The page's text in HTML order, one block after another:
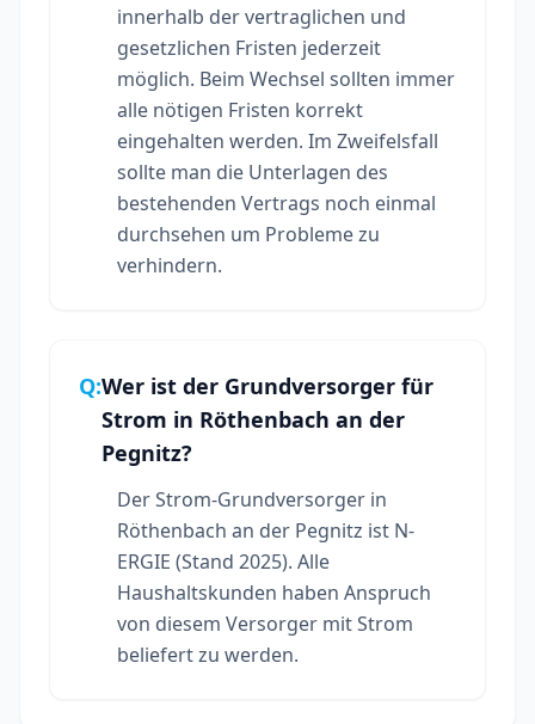
innerhalb der vertraglichen und
gesetzlichen Fristen jederzeit
möglich. Beim Wechsel sollten immer
alle nötigen Fristen korrekt
eingehalten werden. Im Zweifelsfall
sollte man die Unterlagen des
bestehenden Vertrags noch einmal
durchsehen um Probleme zu
verhindern.
Q:Wer ist der Grundversorger für
Strom in Röthenbach an der
Pegnitz?
Der Strom-Grundversorger in
Röthenbach an der Pegnitz ist N-
ERGIE (Stand 2025). Alle
Haushaltskunden haben Anspruch
von diesem Versorger mit Strom
beliefert zu werden.